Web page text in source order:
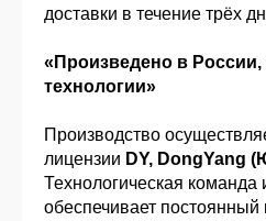
доставки в течение трёх
«Произведено в России,
технологии»
Производство
лицензии DY, DongYang
Технологическая команда
обеспечивает постоянный